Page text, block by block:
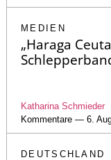
MEDIEN
„Haraga
Katharina Schmieder
Kommentare — 6.
DEUTSCHLAND